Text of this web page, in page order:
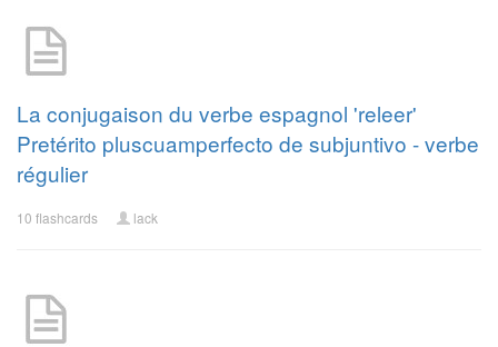
La conjugaison du verbe espagnol 'releer'
Pretérito pluscuamperfecto de subjuntivo - verbe
régulier
10 flashcards lack